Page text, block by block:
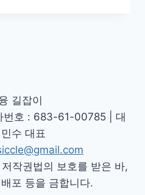
길잡이
번호 : 683-61-00785 | 대
수 대표
작권법의 보호를 받은 바,
포 등을 금합니다.